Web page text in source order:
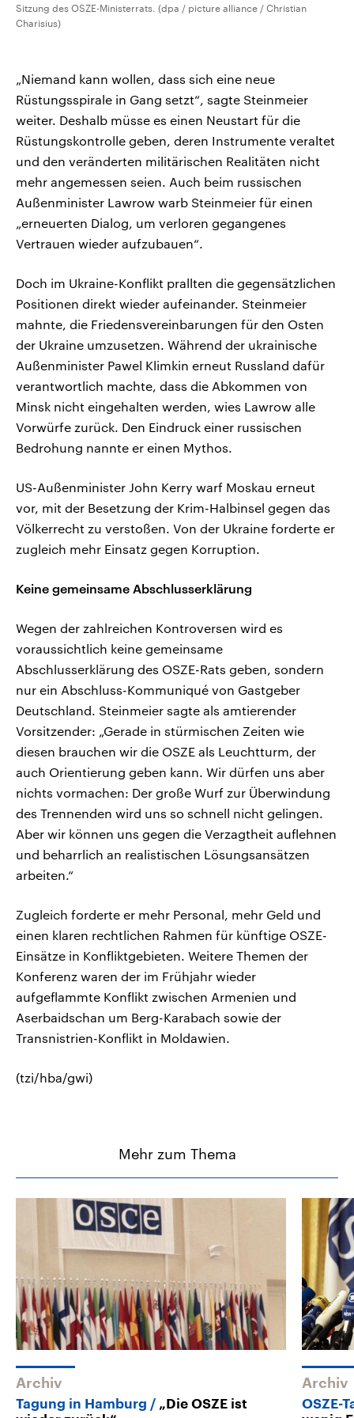
Sitzung des OSZE-Ministerrats. (dpa / picture alliance / Christian
Charisius)
„Niemand kann wollen, dass sich eine neue
Rüstungsspirale in Gang setzt“, sagte Steinmeier
weiter. Deshalb müsse es einen Neustart für die
Rüstungskontrolle geben, deren Instrumente veraltet
und den veränderten militärischen Realitäten nicht
mehr angemessen seien. Auch beim russischen
Außenminister Lawrow warb Steinmeier für einen
„erneuerten Dialog, um verloren gegangenes
Vertrauen wieder aufzubauen“.
Doch im Ukraine-Konflikt prallten die gegensätzlichen
Positionen direkt wieder aufeinander. Steinmeier
mahnte, die Friedensvereinbarungen für den Osten
der Ukraine umzusetzen. Während der ukrainische
Außenminister Pawel Klimkin erneut Russland dafür
verantwortlich machte, dass die Abkommen von
Minsk nicht eingehalten werden, wies Lawrow alle
Vorwürfe zurück. Den Eindruck einer russischen
Bedrohung nannte er einen Mythos.
US-Außenminister John Kerry warf Moskau erneut
vor, mit der Besetzung der Krim-Halbinsel gegen das
Völkerrecht zu verstoßen. Von der Ukraine forderte er
zugleich mehr Einsatz gegen Korruption.
Keine gemeinsame Abschlusserklärung
Wegen der zahlreichen Kontroversen wird es
voraussichtlich keine gemeinsame
Abschlusserklärung des OSZE-Rats geben, sondern
nur ein Abschluss-Kommuniqué von Gastgeber
Deutschland. Steinmeier sagte als amtierender
Vorsitzender: „Gerade in stürmischen Zeiten wie
diesen brauchen wir die OSZE als Leuchtturm, der
auch Orientierung geben kann. Wir dürfen uns aber
nichts vormachen: Der große Wurf zur Überwindung
des Trennenden wird uns so schnell nicht gelingen.
Aber wir können uns gegen die Verzagtheit auflehnen
und beharrlich an realistischen Lösungsansätzen
arbeiten.“
Zugleich forderte er mehr Personal, mehr Geld und
einen klaren rechtlichen Rahmen für künftige OSZE-
Einsätze in Konfliktgebieten. Weitere Themen der
Konferenz waren der im Frühjahr wieder
aufgeflammte Konflikt zwischen Armenien und
Aserbaidschan um Berg-Karabach sowie der
Transnistrien-Konflikt in Moldawien.
(tzi/hba/gwi)
Mehr zum Thema
Archiv
Tagung in Hamburg
„Die OSZE ist
Archiv
OSZE-